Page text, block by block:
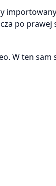
po prawej
W ten sam